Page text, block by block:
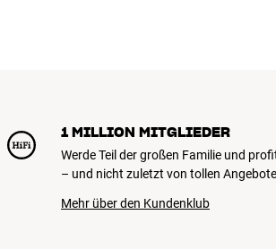
1 MILLION MITGLIEDER
Werde Teil der großen Familie und
– und nicht zuletzt von tollen
Mehr über den Kundenklub